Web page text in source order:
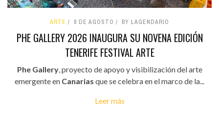
ARTE 8 DE AGOSTO BY LAGENDARIO
PHE GALLERY 2026 INAUGURA SU NOVENA EDICIÓN
TENERIFE FESTIVAL ARTE
Phe Gallery, proyecto de apoyo y visibilización del arte
emergente en Canarias que se celebra en el marco de la...
Leer más